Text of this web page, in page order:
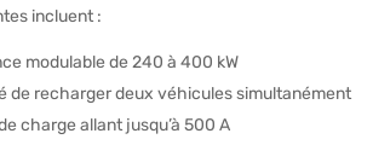
incluent :
modulable de 240 à 400 kW
de recharger deux véhicules simultanément
charge allant jusqu’à 500 A